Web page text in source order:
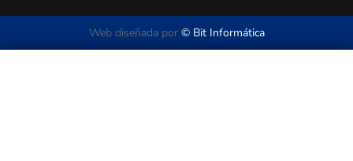
Web diseñada por © Bit Informática